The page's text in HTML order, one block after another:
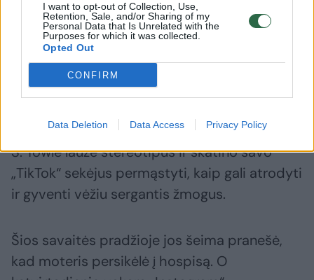
I want to opt-out of Collection, Use,
Retention, Sale, and/or Sharing of my
Personal Data that Is Unrelated with the
Purposes for which it was collected.
Opted Out
CONFIRM
Data Deletion Data Access Privacy Policy
Daugiau nuotraukų (3)
S. Towle laužė stereotipus ir skatino savo
„TikTok“ sekėjus permąstyti, kaip gali atrodyti
ir gyventi vėžiu sergantis žmogus.
Šios savaitės pradžioje jos šeima pranešė,
kad moteris persikėlė į hospisą. O